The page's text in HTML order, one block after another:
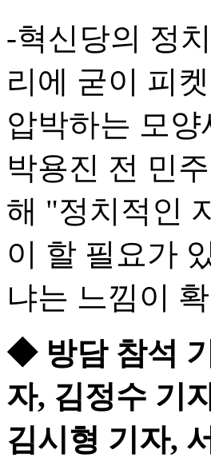
-혁신당의 정
리에 굳이 피
압박하는 모
박용진 전 민
해 "정치적인
이 할 필요가
냐는 느낌이
◆ 방담 참석
자, 김정수 기
김시형 기자,